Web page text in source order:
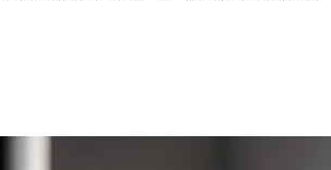
Bildschirme. So stellen wir sicher, dass
Kornwestheim ist das besonders wichtig, da
nach Dienstleistungen suchen und